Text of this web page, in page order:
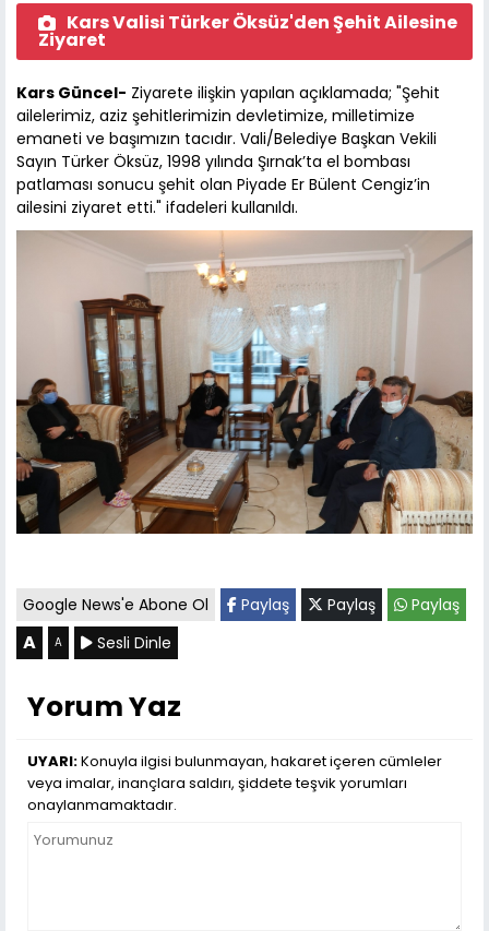
Kars Valisi Türker Öksüz'den Şehit Ailesine
Ziyaret
Kars Güncel- Ziyarete ilişkin yapılan açıklamada; "Şehit
ailelerimiz, aziz şehitlerimizin devletimize, milletimize
emaneti ve başımızın tacıdır. Vali/Belediye Başkan Vekili
Sayın Türker Öksüz, 1998 yılında Şırnak’ta el bombası
patlaması sonucu şehit olan Piyade Er Bülent Cengiz’in
ailesini ziyaret etti." ifadeleri kullanıldı.
Google News'e Abone Ol Paylaş Paylaş Paylaş
A A Sesli Dinle
Yorum Yaz
UYARI:Konuyla ilgisi bulunmayan, hakaret içeren cümleler
veya imalar, inançlara saldırı, şiddete teşvik yorumları
onaylanmamaktadır.